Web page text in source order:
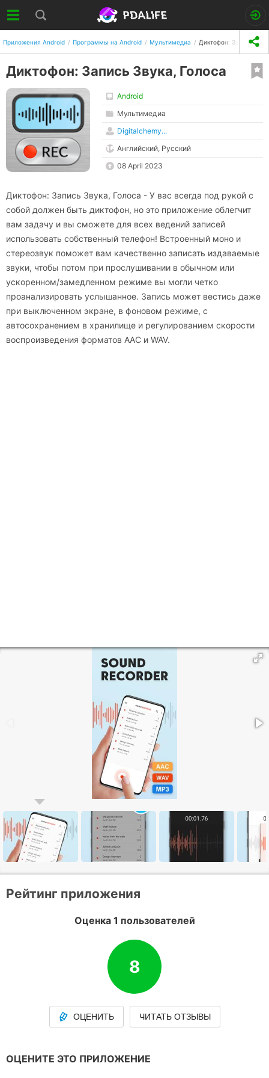
Приложения Android Программы на Android Мультимедиа Диктофон: Запись
Диктофон: Запись Звука, Голоса
Android
Мультимедиа
Digitalchemy...
Английский, Русский
08 April 2023
Диктофон: Запись Звука, Голоса - У вас всегда под рукой с
собой должен быть диктофон, но это приложение облегчит
вам задачу и вы сможете для всех ведений записей
использовать собственный телефон! Встроенный моно и
стереозвук поможет вам качественно записать издаваемые
звуки, чтобы потом при прослушивании в обычном или
ускоренном/замедленном режиме вы могли четко
проанализировать услышанное. Запись может вестись даже
при выключенном экране, в фоновом режиме, с
автосохранением в хранилище и регулированием скорости
воспроизведения форматов AAC и WAV.
Рейтинг приложения
Оценка 1 пользователей
8
ОЦЕНИТЬ ЧИТАТЬ ОТЗЫВЫ
ОЦЕНИТЕ ЭТО ПРИЛОЖЕНИЕ